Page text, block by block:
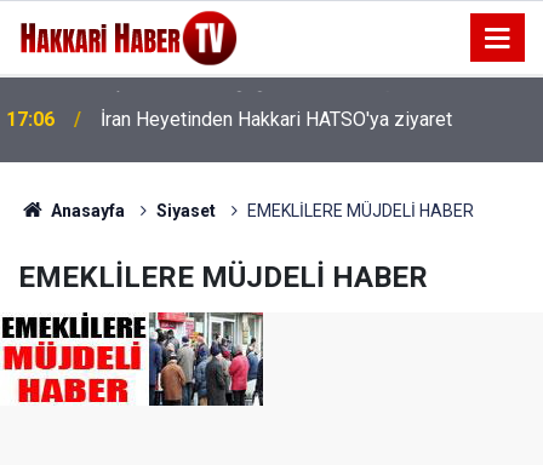
17:06 İran Heyetinden Hakkari HATSO'ya ziyaret
Anasayfa Siyaset EMEKLİLERE MÜJDELİ HABER
EMEKLİLERE MÜJDELİ HABER